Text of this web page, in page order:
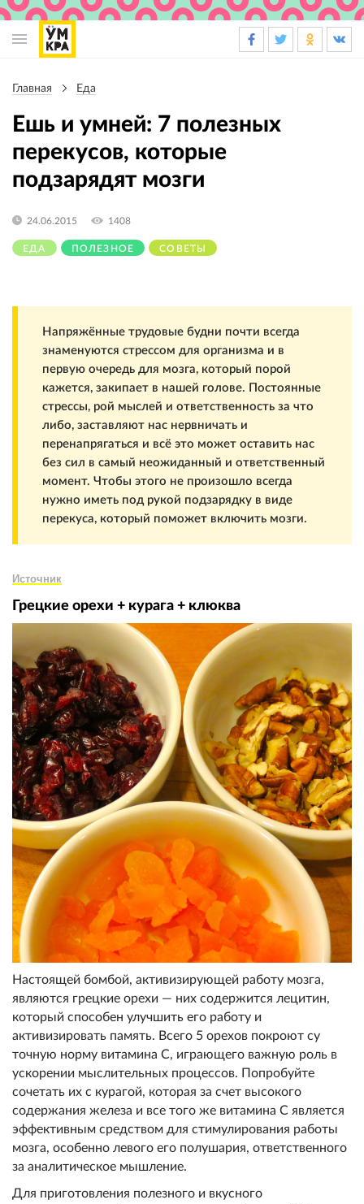
навигации
Главная Еда
Ешь и умней: 7 полезных
перекусов, которые
подзарядят мозги
ЕДА ПОЛЕЗНОЕ СОВЕТЫ
24.06.2015 1408
Напряжённые трудовые будни почти всегда
знаменуются стрессом для организма и в
первую очередь для мозга, который порой
кажется, закипает в нашей голове. Постоянные
стрессы, рой мыслей и ответственность за что
либо, заставляют нас нервничать и
перенапрягаться и всё это может оставить нас
без сил в самый неожиданный и ответственный
момент. Чтобы этого не произошло всегда
нужно иметь под рукой подзарядку в виде
перекуса, который поможет включить мозги.
Источник
Грецкие орехи + курага + клюква
Настоящей бомбой, активизирующей работу мозга,
являются грецкие орехи — них содержится лецитин,
который способен улучшить его работу и
активизировать память. Всего 5 орехов покроют су
точную норму витамина С, играющего важную роль в
ускорении мыслительных процессов. Попробуйте
сочетать их с курагой, которая за счет высокого
содержания железа и все того же витамина С является
эффективным средством для стимулирования работы
мозга, особенно левого его полушария, ответственного
за аналитическое мышление.
Для приготовления полезного и вкусного